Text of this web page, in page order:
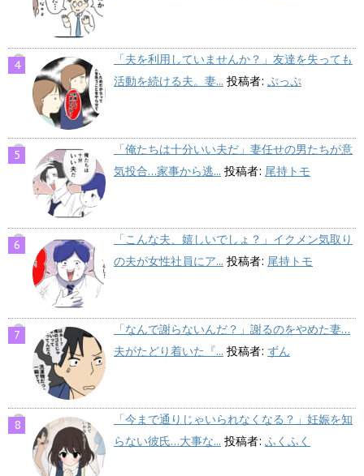
「夫を利用していませんか？」友達を失っても
活動を続ける夫。妻... 投稿者: ぷっぷ
「俺たちは十分いい夫だ」妻任せの男たちが意
気投合…家事から逃... 投稿者: 尾持トモ
「こんな夫、嬉しいでしょ？」イクメン気取り
の夫が女性社員にア... 投稿者: 尾持トモ
「なんで謝らないんだ？」謝るのをやめた妻…
夫がたどり着いた『... 投稿者: ずん
「今まで通りじゃいられなくなる？」妊娠を知
らない彼氏…大事な... 投稿者: ふくふく